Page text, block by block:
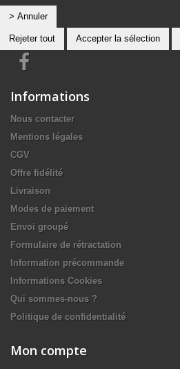
> Annuler
Rejeter tout Accepter la sélection
Informations
Nous contacter
Mentions légales
CGV
Offre fidélité
Livraison
Modes de paiement
Envoi groupé
Formulaire de rétractation
Information précommande
Informations Cookies
Qui sommes-nous ?
Politique de confidentialité
Mon compte